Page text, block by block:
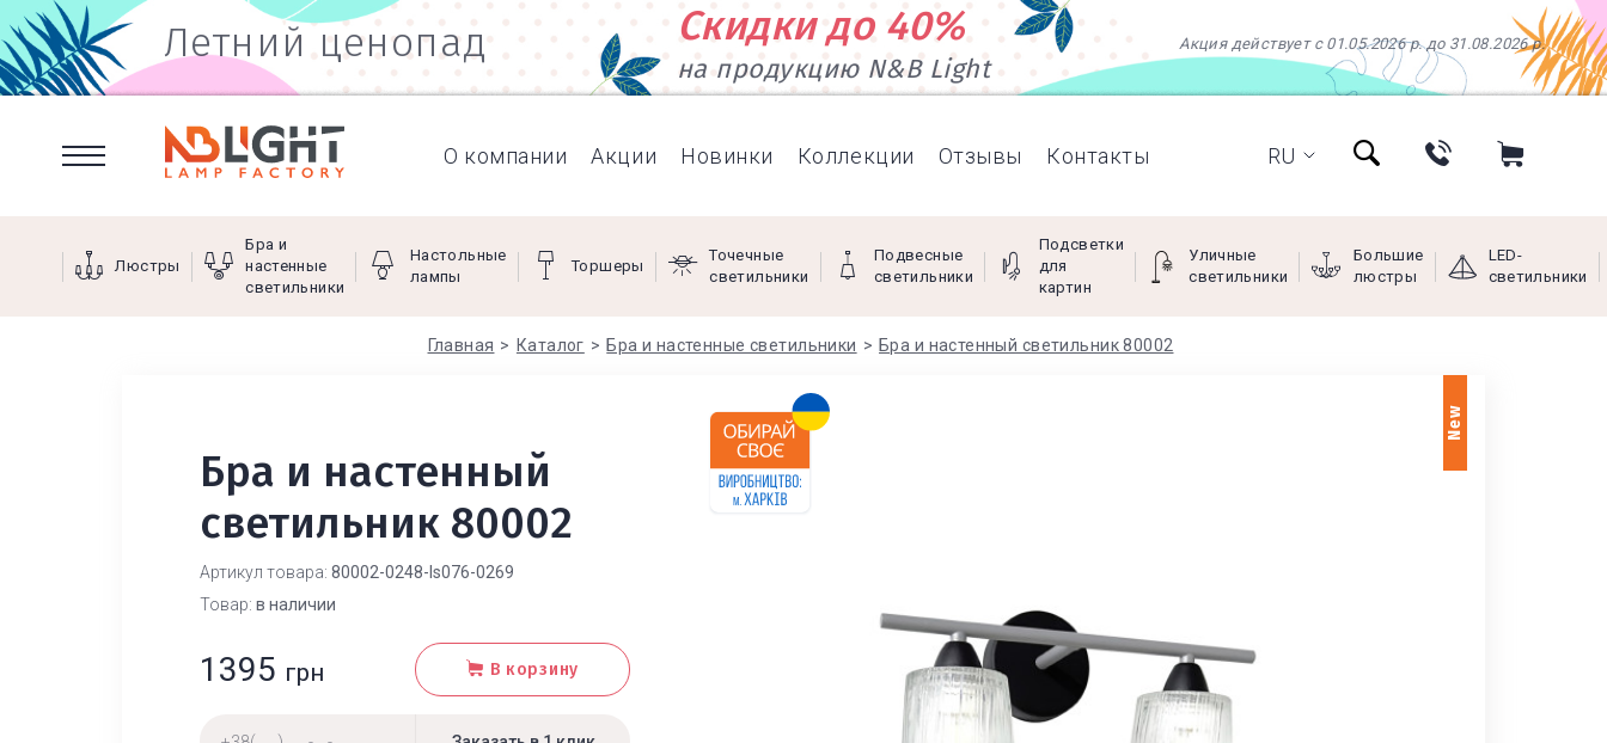
Летний ценопад Скидки до 40%
на продукцию N&B Light
Акция действует с 01.05.2026 р. до 31.08.2026 р.
О компании Акции Новинки Коллекции Отзывы Контакты RU
+38 (097) 966-77-66
+38 (066) 249-68-88
+38 (093) 269-68-88(viber)
Люстры
Бра и
настенные
светильники
Настольные
лампы
Торшеры
Точечные
светильники
Подвесные
светильники
Подсветки
для
картин
Уличные
светильники
Большие
люстры
LED-
светильники
Главная Каталог Бра и настенные светильники Бра и настенный светильник 80002
Бра и настенный
светильник 80002
Артикул товара: 80002-0248-ls076-0269
Товар: в наличии
1395 грн В корзину
New